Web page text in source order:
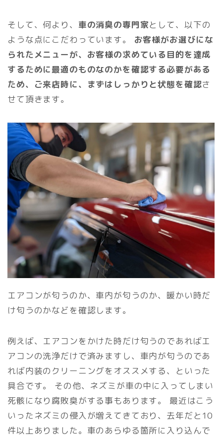
そして、何より、 車の消臭の専門家として、以下の
ような点にこだわっています。 お客様がお選びにな
られたメニューが、お客様の求めている目的を達成
するために最適のものなのかを確認する必要がある
ため、ご来店時に、まずはしっかりと状態を確認さ
せて頂きます。
エアコンが匂うのか、車内が匂うのか、暖かい時だ
け匂うのかなどを確認します。
例えば、エアコンをかけた時だけ匂うのであればエ
アコンの洗浄だけで済みますし、車内が匂うのであ
れば内装のクリーニングをオススメする、といった
具合です。 その他、ネズミが車の中に入ってしまい
死骸になり腐敗臭がする事もあります。 最近はこう
いったネズミの侵入が増えてきており、去年だと10
件以上ありました。車のあらゆる箇所に入り込んで